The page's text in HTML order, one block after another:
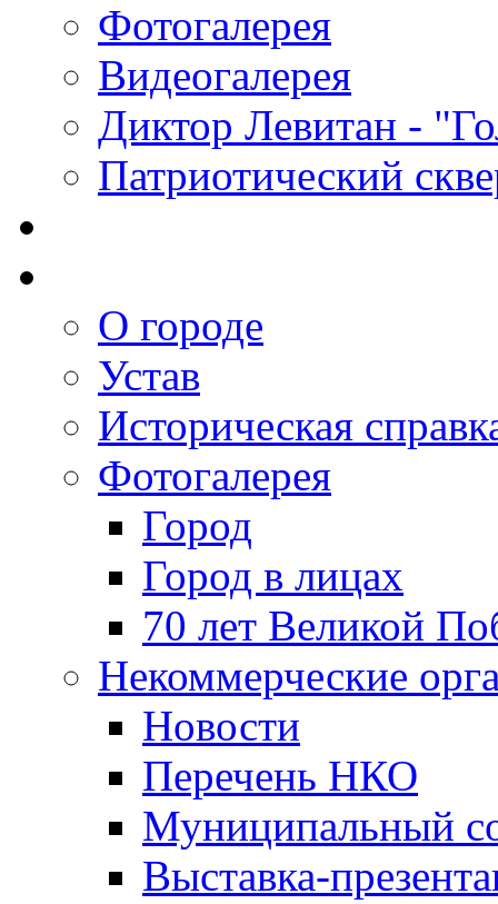
Фотогалерея
Видеогалерея
Диктор Левитан -
Патриотический
О городе
Устав
Историческая
Фотогалерея
Город
Город в лицах
70 лет Великой
Некоммерческие
Новости
Перечень НКО
Муниципальный
Выставка-